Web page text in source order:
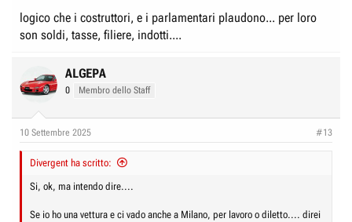
logico che i costruttori, e i parlamentari plaudono... per loro
son soldi, tasse, filiere, indotti....
ALGEPA
0 Membro dello Staff
10 Settembre 2025 #13
Divergent ha scritto:
Si, ok, ma intendo dire....
Se io ho una vettura e ci vado anche a Milano, per lavoro o diletto.... direi